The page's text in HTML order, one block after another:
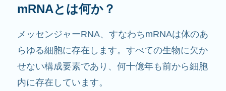
その役割は？
その名前が示すように、mRNAは情報を伝える
役割を果たします。細胞内で他の成分と相互作
用し、必要なたんぱく質を作るのを助けます。